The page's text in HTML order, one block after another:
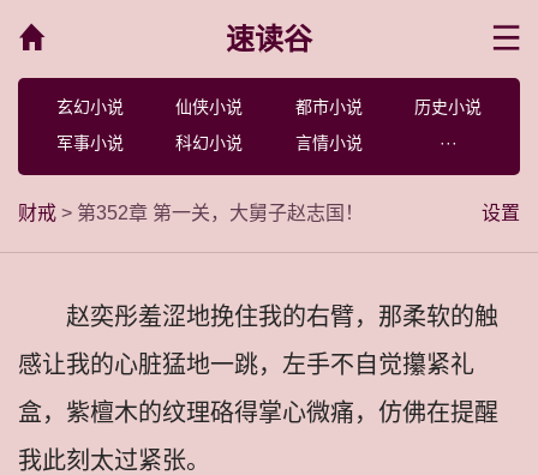
速读谷
玄幻小说 仙侠小说 都市小说
历史小说
军事小说
科幻小说 言情小说 ···
设置
财戒 > 第352章 第一关，大舅子赵志国！
赵奕彤羞涩地挽住我的右臂，那柔软的触
感让我的心脏猛地一跳，左手不自觉攥紧礼
盒，紫檀木的纹理硌得掌心微痛，仿佛在提醒
我此刻太过紧张。